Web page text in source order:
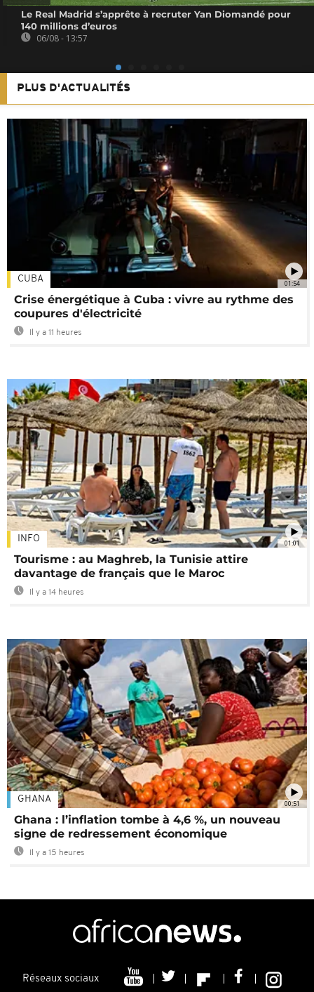
Le Real Madrid s’apprête à recruter Yan Diomandé pour
140 millions d’euros
06/08 - 13:57
PLUS D'ACTUALITÉS
01:54
CUBA
Crise énergétique à Cuba : vivre au rythme des
coupures d'électricité
Il y a 11 heures
01:01
INFO
Tourisme : au Maghreb, la Tunisie attire
davantage de français que le Maroc
Il y a 14 heures
00:51
GHANA
Ghana : l’inflation tombe à 4,6 %, un nouveau
signe de redressement économique
Il y a 15 heures
Réseaux sociaux